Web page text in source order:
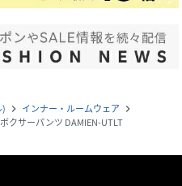
) navigate_next インナー・ルームウェア navigate_next
クサーパンツ DAMIEN-UTLT